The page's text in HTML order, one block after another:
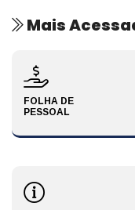
Mais
FOLHA DE
PESSOAL